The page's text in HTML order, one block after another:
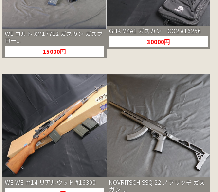
WE コルト XM177E2 ガスガン ガスブ
ロー...
15000円
GHK M4A1 ガスガン CO2 #16256
30000円
WE WE m14 リアルウッド #16300
NOVRITSCH SSQ 22 ノブリッチ ガス
ガン ...